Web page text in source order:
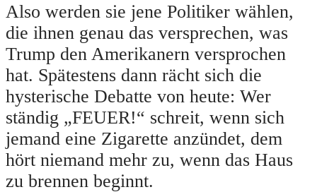
Also werden sie jene Politiker wählen,
die ihnen genau das versprechen, was
Trump den Amerikanern versprochen
hat. Spätestens dann rächt sich die
hysterische Debatte von heute: Wer
ständig „FEUER!“ schreit, wenn sich
jemand eine Zigarette anzündet, dem
hört niemand mehr zu, wenn das Haus
zu brennen beginnt.